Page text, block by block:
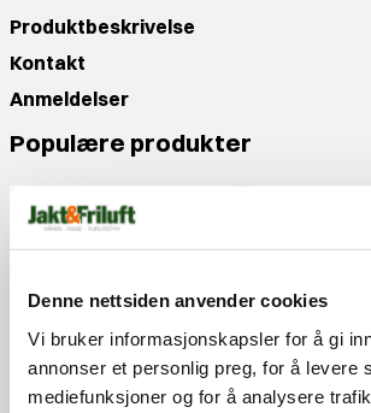
Denne nettsiden anvender cookies
Vi bruker informasjonskapsler for å gi
annonser et personlig preg, for å levere
mediefunksjoner og for å analysere
Produktbeskrivelse
Kontakt
Anmeldelser
Populære produkter